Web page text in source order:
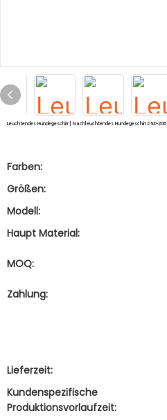
Leuchtendes Hundegeschirr | Nachleuchtendes Hundegeschirr PSP-206
Farben:
Größen:
Modell:
Haupt Material:
MOQ:
Zahlung:
Lieferzeit:
Kundenspezifische
Produktionsvorlaufzeit: